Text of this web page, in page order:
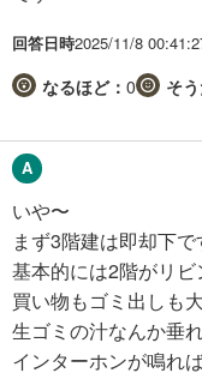
回答日時2025/11/8
なるほど： 0 そ
いや〜
まず3階建は即却下で
基本的には2階がリビ
買い物もゴミ出しも大
生ゴミの汁なんか垂
インターホンが鳴れ